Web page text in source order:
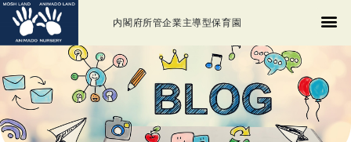
内閣府所管企業主導型保育園